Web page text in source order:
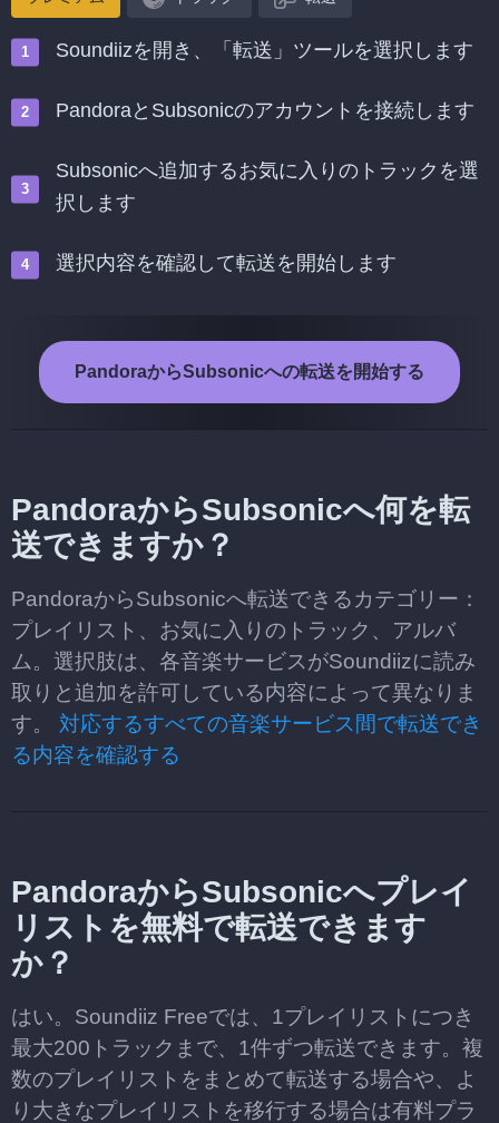
Soundiizを開き、「転送」ツールを選択します
PandoraとSubsonicのアカウントを接続します
Subsonicへ追加するお気に入りのトラックを選
択します
選択内容を確認して転送を開始します
PandoraからSubsonicへの転送を開始する
PandoraからSubsonicへ何を転
送できますか？
PandoraからSubsonicへ転送できるカテゴリー：
プレイリスト、お気に入りのトラック、アルバ
ム。選択肢は、各音楽サービスがSoundiizに読み
取りと追加を許可している内容によって異なりま
す。 対応するすべての音楽サービス間で転送でき
る内容を確認する
PandoraからSubsonicへプレイ
リストを無料で転送できます
か？
はい。Soundiiz Freeでは、1プレイリストにつき
最大200トラックまで、1件ずつ転送できます。複
数のプレイリストをまとめて転送する場合や、よ
り大きなプレイリストを移行する場合は有料プラ